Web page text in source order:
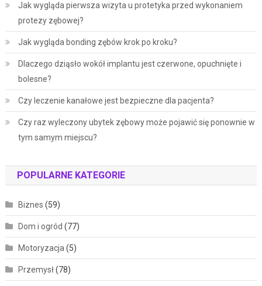
Jak wygląda pierwsza wizyta u protetyka przed wykonaniem
protezy zębowej?
Jak wygląda bonding zębów krok po kroku?
Dlaczego dziąsło wokół implantu jest czerwone, opuchnięte i
bolesne?
Czy leczenie kanałowe jest bezpieczne dla pacjenta?
Czy raz wyleczony ubytek zębowy może pojawić się ponownie w
tym samym miejscu?
POPULARNE KATEGORIE
Biznes (59)
Dom i ogród (77)
Motoryzacja (5)
Przemysł(78)